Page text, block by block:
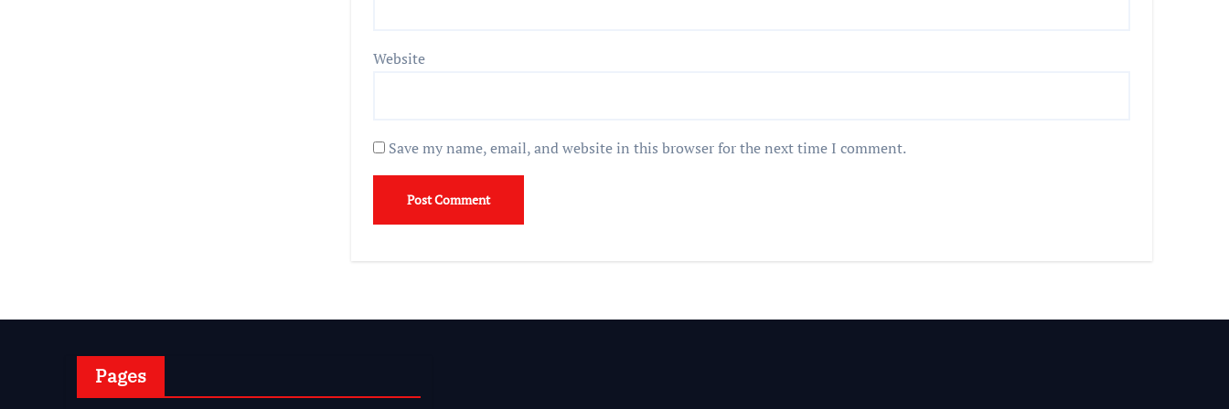
Website
Save my name, email, and website in this browser for the next time I comment.
Pages